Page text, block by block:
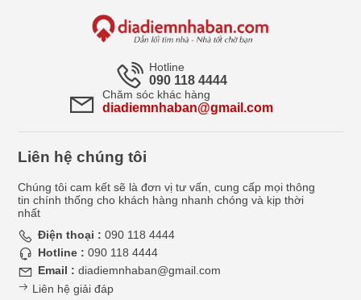
Hotline
090 118 4444
Chăm sóc khác hàng
diadiemnhaban@gmail.com
Liên hệ chúng tôi
Chúng tôi cam kết sẽ là đơn vị tư vấn, cung cấp mọi thông
tin chính thống cho khách hàng nhanh chóng và kịp thời
nhất
Điện thoại : 090 118 4444
Hotline : 090 118 4444
Email : diadiemnhaban@gmail.com
Liên hệ giải đáp